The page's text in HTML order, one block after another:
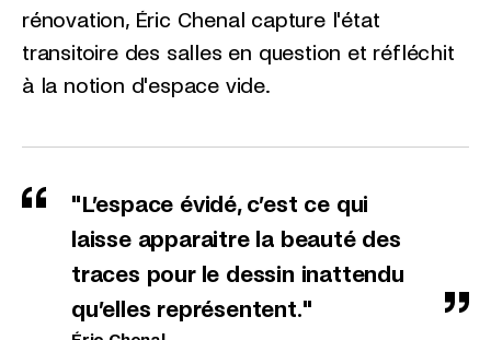
rénovation, Éric Chenal capture l'état
transitoire des salles en question et réfléchit
à la notion d'espace vide.
"L’espace évidé, c’est ce qui
laisse apparaitre la beauté des
traces pour le dessin inattendu
qu’elles représentent."